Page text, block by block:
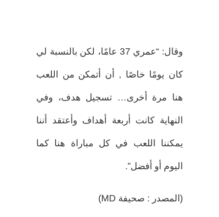
وقال: “عمري 37 عامًا، لكن بالنسبة لي
كان يومًا خاصًا , أن أتمكن من اللعب
هنا مرة أخرى… تسجيل هدف، وفي
النهاية كانت أربعة أهداف وأعتقد أننا
يمكننا اللعب في كل مباراة هنا كما
اليوم أو أفضل”.
(المصدر : صحيفة MD)